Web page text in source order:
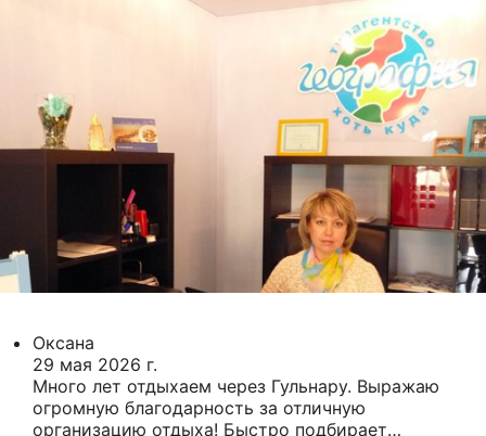
Оксана
29 мая 2026 г.
Много лет отдыхаем через Гульнару. Выражаю
огромную благодарность за отличную
организацию отдыха! Быстро подбирает